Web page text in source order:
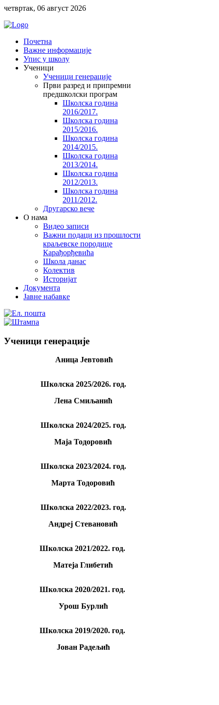
четвртак, 06 август 2026
Почетна
Важне информације
Упис у школу
Ученици
Ученици генерације
Први разред и припремни
предшколски програм
Школска година
2016/2017.
Школска година
2015/2016.
Школска година
2014/2015.
Школска година
2013/2014.
Школска година
2012/2013.
Школска година
2011/2012.
Другарско вече
O нама
Видео записи
Важни подаци из прошлости
краљевске породице
Карађорђевића
Школа данас
Колектив
Историјат
Документа
Јавне набавке
Ученици генерације
Аница Јевтовић
Школскa 2025/2026. год.
Лена Смиљанић
Школскa 2024/2025. год.
Маја Тодоровић
Школскa 2023/2024. год.
Марта Тодоровић
Школскa 2022/2023. год.
Андреј Стевановић
Школскa 2021/2022. год.
Матеја Глибетић
Школскa 2020/2021. год.
Урош Бурлић
Школскa 2019/2020. год.
Јован Радељић